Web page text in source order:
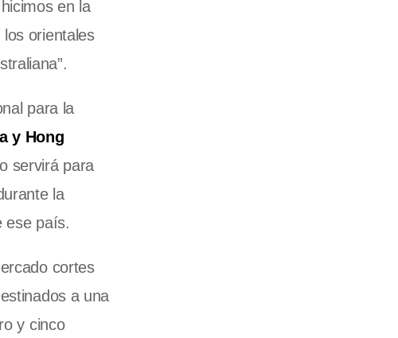
en la
orientales
para la
y Hong
servirá para
la
ese país.
cortes
a una
y cinco